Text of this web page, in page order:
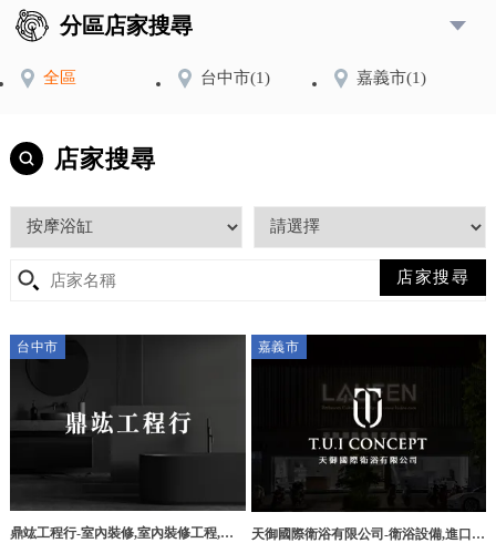
分區店家搜尋
全區 台中市(1) 嘉義市(1)
店家搜尋
台中市
鼎竑工程行-室內裝修,室內裝修工程,泥
嘉義市
天御國際衛浴有限公司-衛浴設備,進口衛